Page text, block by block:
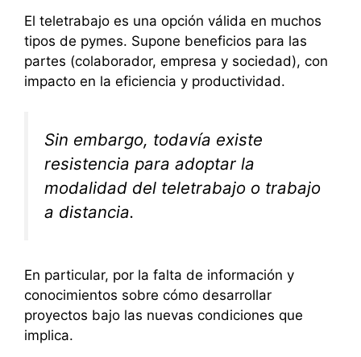
El teletrabajo es una opción válida en muchos
tipos de pymes. Supone beneficios para las
partes (colaborador, empresa y sociedad), con
impacto en la eficiencia y productividad.
Sin embargo, todavía existe
resistencia para adoptar la
modalidad del teletrabajo o trabajo
a distancia.
En particular, por la falta de información y
conocimientos sobre cómo desarrollar
proyectos bajo las nuevas condiciones que
implica.